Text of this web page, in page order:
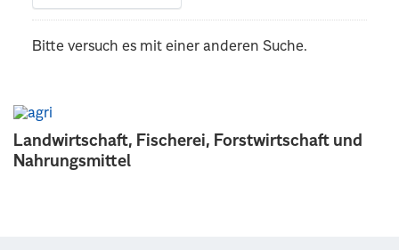
Landwirtschaft, Fischerei, Forstwirtschaft und
Nahrungsmittel
Bitte versuch es mit einer anderen Suche.